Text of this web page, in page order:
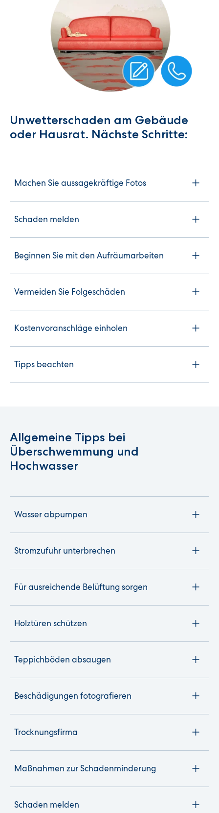
Unwetterschaden am Gebäude
oder Hausrat. Nächste Schritte:
Machen Sie aussagekräftige Fotos
Schaden melden
Beginnen Sie mit den Aufräumarbeiten
Vermeiden Sie Folgeschäden
Kostenvoranschläge einholen
Tipps beachten
Allgemeine Tipps bei
Überschwemmung und
Hochwasser
Wasser abpumpen
Stromzufuhr unterbrechen
Für ausreichende Belüftung sorgen
Holztüren schützen
Teppichböden absaugen
Beschädigungen fotografieren
Trocknungsfirma
Maßnahmen zur Schadenminderung
Schaden melden